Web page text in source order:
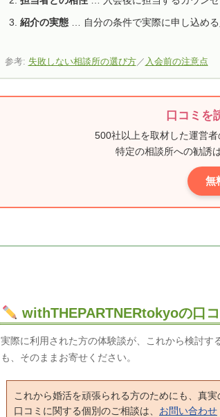
紹介の実態… 自分の条件で実際に申し込める
参考: 失敗しない相談所の選び方／ 入会前の注意点
口コミを
500社以上を取材した運営者
特定の相談所への勧誘
無
withTHEPARTNERtokyoの口
実際に利用された方の体験談が、これから検討
も、そのままお寄せください。
これから婚活を頑張られる方のためにも、真実
口コミに関する個別のご相談は、 お問い合わせ